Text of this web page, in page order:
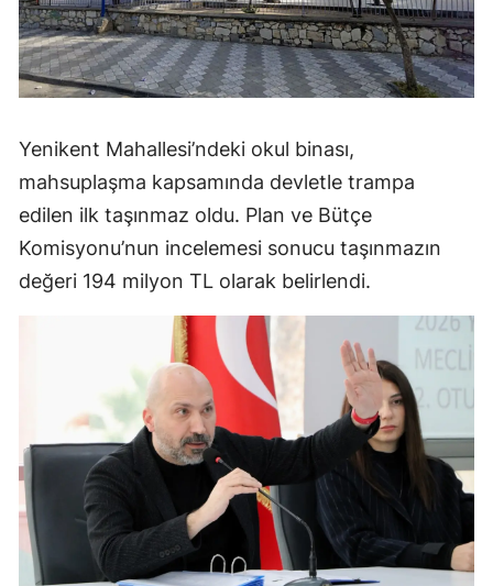
Yenikent Mahallesi’ndeki okul binası,
mahsuplaşma kapsamında devletle trampa
edilen ilk taşınmaz oldu. Plan ve Bütçe
Komisyonu’nun incelemesi sonucu taşınmazın
değeri 194 milyon TL olarak belirlendi.